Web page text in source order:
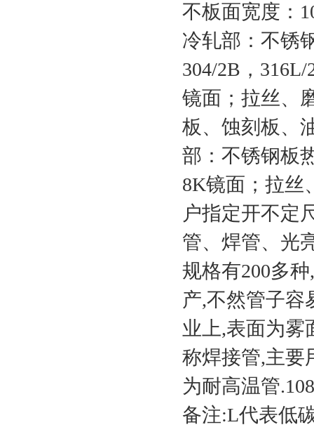
不板面宽度：
冷轧部：不锈
304/2B，
镜面；拉丝、
板、蚀刻板、
部：不锈钢板
8K镜面；拉丝
户指定开不定
管、焊管、光
规格有200多
产,不然管子容
业上,表面为雾
称焊接管,主要
为耐高温管
备注:L代表低